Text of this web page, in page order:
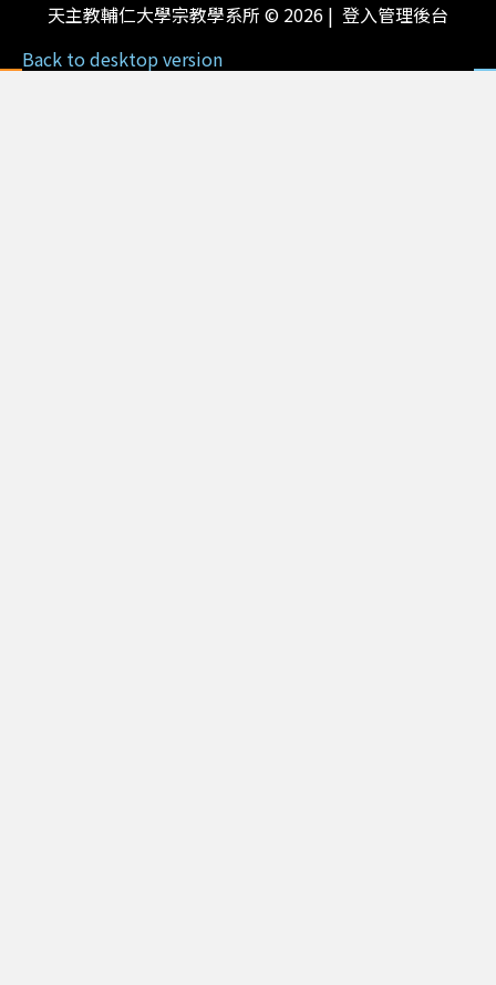
天主教輔仁大學宗教學系所 © 2026
登入管理後台
Back to desktop version